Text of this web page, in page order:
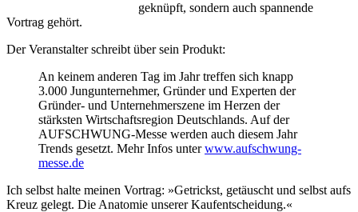
geknüpft, sondern auch spannende
Vortrag gehört.
Der Veranstalter schreibt über sein Produkt:
An keinem anderen Tag im Jahr treffen sich knapp
3.000 Jungunternehmer, Gründer und Experten der
Gründer- und Unternehmerszene im Herzen der
stärksten Wirtschaftsregion Deutschlands. Auf der
AUFSCHWUNG-Messe werden auch diesem Jahr
Trends gesetzt. Mehr Infos unterwww.aufschwung-
messe.de
Ich selbst halte meinen Vortrag: »Getrickst, getäuscht und selbst aufs
Kreuz gelegt. Die Anatomie unserer Kaufentscheidung.«